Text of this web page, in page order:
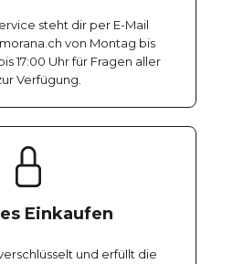
steht dir per E-Mail
von Montag bis
17:00 Uhr für Fragen aller
Verfügung.
Einkaufen
und erfüllt die